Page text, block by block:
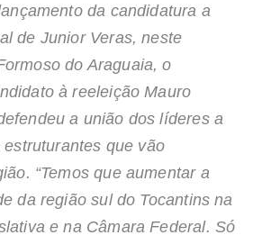
da candidatura a
de Junior Veras, neste
do Araguaia, o
à reeleição Mauro
a união dos líderes a
que vão
“Temos que aumentar a
da região sul do Tocantins na
e na Câmara Federal. Só